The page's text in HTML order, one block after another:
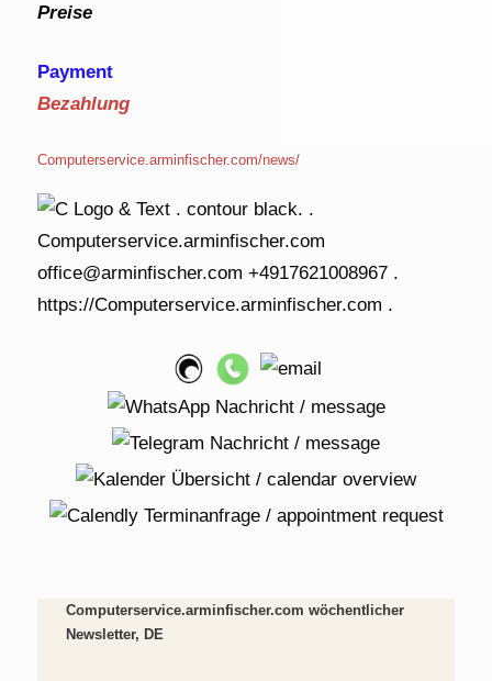
Preise
Payment
Bezahlung
Computerservice.arminfischer.com/news/
Computerservice.arminfischer.com wöchentlicher
Newsletter, DE